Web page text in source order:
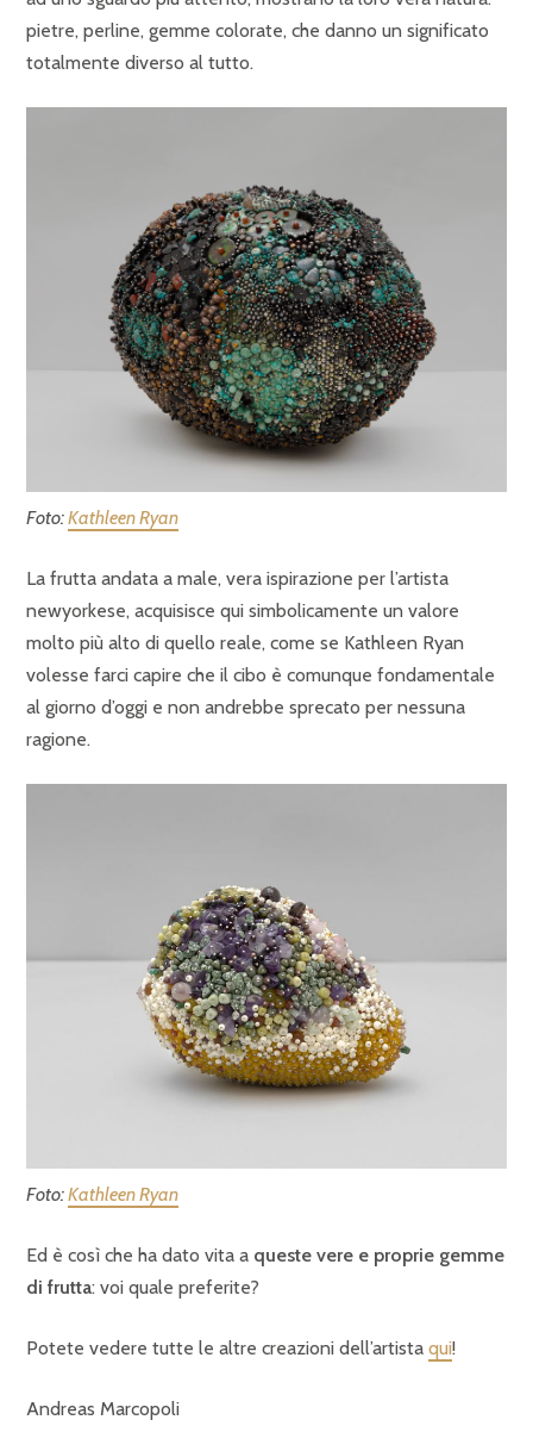
pietre, perline, gemme colorate, che danno un significato
totalmente diverso al tutto.
Foto:Kathleen Ryan
La frutta andata a male, vera ispirazione per l’artista
newyorkese, acquisisce qui simbolicamente un valore
molto più alto di quello reale, come se Kathleen Ryan
volesse farci capire che il cibo è comunque fondamentale
al giorno d’oggi e non andrebbe sprecato per nessuna
ragione.
Foto:Kathleen Ryan
Ed è così che ha dato vita a queste vere e proprie gemme
di frutta: voi quale preferite?
Potete vedere tutte le altre creazioni dell’artista qui!
Andreas Marcopoli